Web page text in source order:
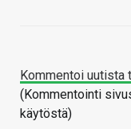
Kommentoi uutista
(Kommentointi
käytöstä)